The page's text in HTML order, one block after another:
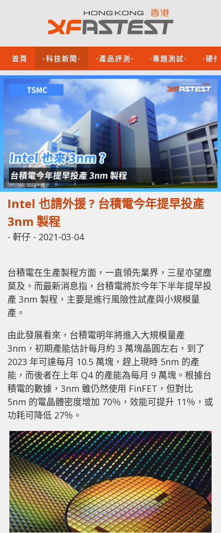
首頁 -科技新聞- -產品評測- -專題測試- -硬
Intel 也請外援 ? 台積電今年提早投產
3nm 製程
- 軒仔 - 2021-03-04
台積電在生產製程方面，一直領先業界，三星亦望塵
莫及。而最新消息指，台積電將於今年下半年提早投
產 3nm 製程，主要是進行風險性試產與小規模量
產。
由此發展看來，台積電明年將進入大規模量產
3nm，初期產能估計每月約 3 萬塊晶圓左右，到了
2023 年可達每月 10.5 萬塊，趕上現時 5nm 的產
能，而後者在上年 Q4 的產能為每月 9 萬塊。根據台
積電的數據，3nm 雖仍然使用 FinFET，但對比
5nm 的電晶體密度增加 70％，效能可提升 11％，或
功耗可降低 27％。